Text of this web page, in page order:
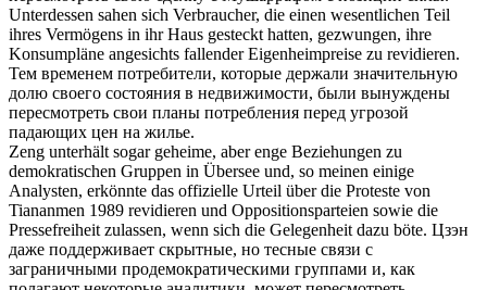
Unterdessen sahen sich Verbraucher, die einen wesentlichen Teil
ihres Vermögens in ihr Haus gesteckt hatten, gezwungen, ihre
Konsumpläne angesichts fallender Eigenheimpreise zu revidieren.
Тем временем потребители, которые держали значительную
долю своего состояния в недвижимости, были вынуждены
пересмотреть свои планы потребления перед угрозой
падающих цен на жилье.
Zeng unterhält sogar geheime, aber enge Beziehungen zu
demokratischen Gruppen in Übersee und, so meinen einige
Analysten, erkönnte das offizielle Urteil über die Proteste von
Tiananmen 1989 revidieren und Oppositionsparteien sowie die
Pressefreiheit zulassen, wenn sich die Gelegenheit dazu böte. Цзэн
даже поддерживает скрытные, но тесные связи с
заграничными продемократическими группами и, как